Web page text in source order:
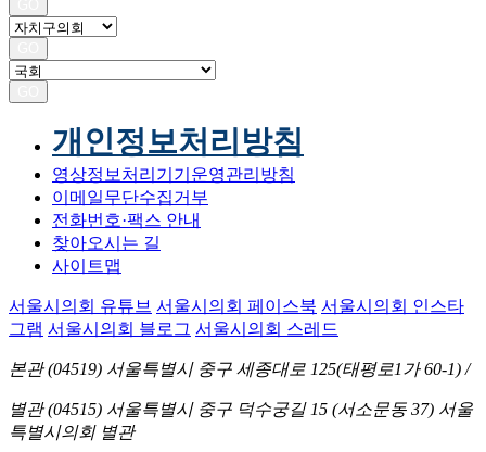
개인정보처리방침
영상정보처리기기운영관리방침
이메일무단수집거부
전화번호·팩스 안내
찾아오시는 길
사이트맵
서울시의회 유튜브 서울시의회 페이스북 서울시의회 인스타
그램 서울시의회 블로그 서울시의회 스레드
본관 (04519) 서울특별시 중구 세종대로 125(태평로1가 60-1) /
별관 (04515) 서울특별시 중구 덕수궁길 15 (서소문동 37) 서울
특별시의회 별관